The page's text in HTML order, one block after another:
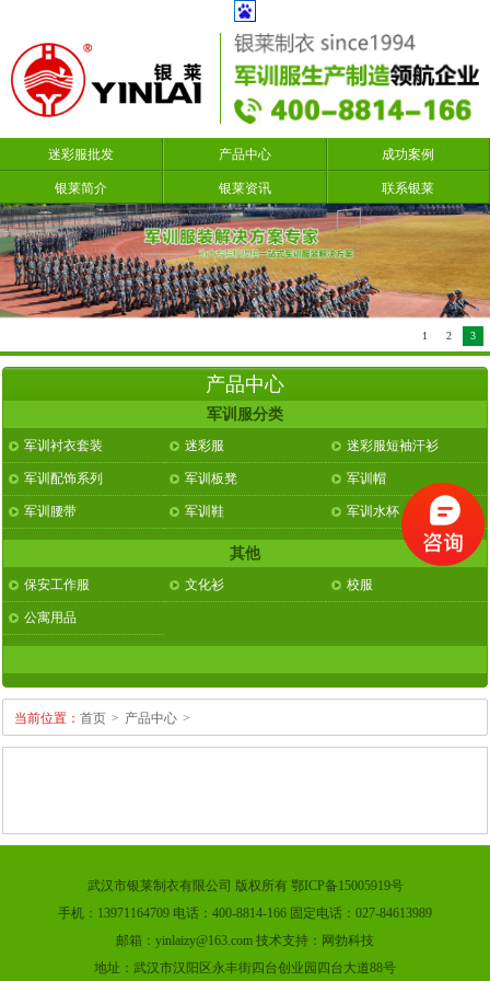
迷彩服批发 产品中心 成功案例
银莱简介 银莱资讯 联系银莱
1 2 3
产品中心
军训服分类
军训衬衣套装 迷彩服 迷彩服短袖汗衫
军训配饰系列 军训板凳 军训帽
军训腰带 军训鞋 军训水杯
其他
保安工作服 文化衫 校服
公寓用品
当前位置：首页 > 产品中心 >
武汉市银莱制衣有限公司 版权所有 鄂ICP备15005919号
手机：13971164709 电话：400-8814-166 固定电话：027-84613989
邮箱：yinlaizy@163.com 技术支持：网勃科技
地址：武汉市汉阳区永丰街四台创业园四台大道88号